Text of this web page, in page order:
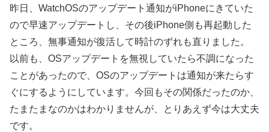
昨日、WatchOSのアップデート通知がiPhoneにきていた
ので早速アップデートし、その後iPhone側も再起動した
ところ、無事通知が復活して時計のずれも直りました。
以前も、OSアップデートを無視していたら不調になった
ことがあったので、OSのアップデートは通知が来たらす
ぐにするようにしています。今回もその関係だったのか、
たまたまなのかはわかりませんが、とりあえず今は大丈夫
です。